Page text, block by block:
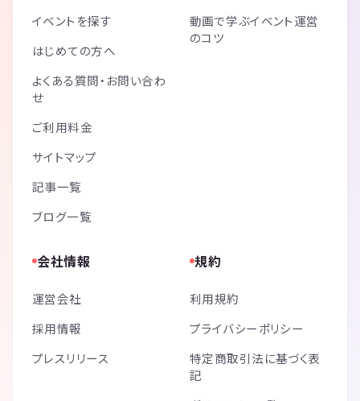
イベントを探す
はじめての方へ
よくある質問・お問い合わ
せ
ご利用料金
サイトマップ
記事一覧
ブログ一覧
動画で学ぶイベント運営
のコツ
会社情報
運営会社
採用情報
プレスリリース
規約
利用規約
プライバシーポリシー
特定商取引法に基づく表
記